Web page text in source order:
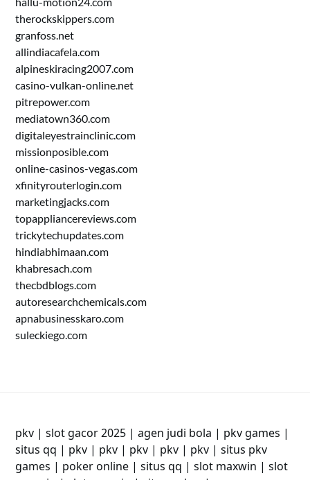
therockskippers.com
granfoss.net
allindiacafela.com
alpineskiracing2007.com
casino-vulkan-online.net
pitrepower.com
mediatown360.com
digitaleyestrainclinic.com
missionposible.com
online-casinos-vegas.com
xfinityrouterlogin.com
marketingjacks.com
topappliancereviews.com
trickytechupdates.com
hindiabhimaan.com
khabresach.com
thecbdblogs.com
autoresearchchemicals.com
apnabusinesskaro.com
suleckiego.com
pkv |slot gacor 2025 |agen judi bola | pkv games |
situs qq | pkv | pkv | pkv | pkv | pkv |situs pkv
games | poker online |situs qq |slot maxwin |slot